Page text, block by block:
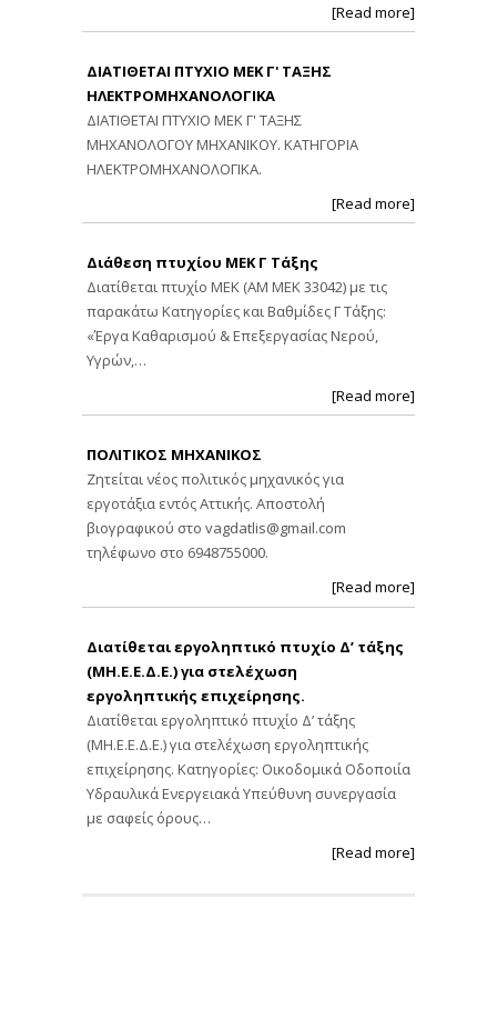
[Read more]
ΔΙΑΤΙΘΕΤΑΙ ΠΤΥΧΙΟ ΜΕΚ Γ' ΤΑΞΗΣ
ΗΛΕΚΤΡΟΜΗΧΑΝΟΛΟΓΙΚΑ
ΔΙΑΤΙΘΕΤΑΙ ΠΤΥΧΙΟ ΜΕΚ Γ' ΤΑΞΗΣ
ΜΗΧΑΝΟΛΟΓΟΥ ΜΗΧΑΝΙΚΟΥ. ΚΑΤΗΓΟΡΙΑ
ΗΛΕΚΤΡΟΜΗΧΑΝΟΛΟΓΙΚΑ.
[Read more]
Διάθεση πτυχίου ΜΕΚ Γ Τάξης
Διατίθεται πτυχίο ΜΕΚ (ΑΜ ΜΕΚ 33042) με τις
παρακάτω Κατηγορίες και Βαθμίδες Γ Τάξης:
«Έργα Καθαρισμού & Επεξεργασίας Νερού,
Υγρών,…
[Read more]
ΠΟΛΙΤΙΚΟΣ ΜΗΧΑΝΙΚΟΣ
Ζητείται νέος πολιτικός μηχανικός για
εργοτάξια εντός Αττικής. Αποστολή
βιογραφικού στο vagdatlis@gmail.com
τηλέφωνο στο 6948755000.
[Read more]
Διατίθεται εργοληπτικό πτυχίο Δ’ τάξης
(ΜΗ.Ε.Ε.Δ.Ε.) για στελέχωση
εργοληπτικής επιχείρησης.
Διατίθεται εργοληπτικό πτυχίο Δ’ τάξης
(ΜΗ.Ε.Ε.Δ.Ε.) για στελέχωση εργοληπτικής
επιχείρησης. Κατηγορίες: Οικοδομικά Οδοποιία
Υδραυλικά Ενεργειακά Υπεύθυνη συνεργασία
με σαφείς όρους…
[Read more]